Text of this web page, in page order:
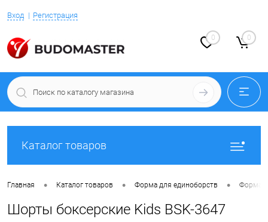
Вход Регистрация
0 0
Каталог товаров
Главная • Каталог товаров • Форма для единоборств • Форма
Шорты боксерские Kids BSK-3647